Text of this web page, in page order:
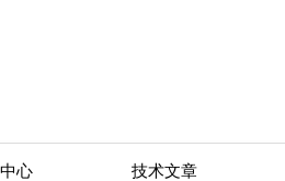
心 技术文章